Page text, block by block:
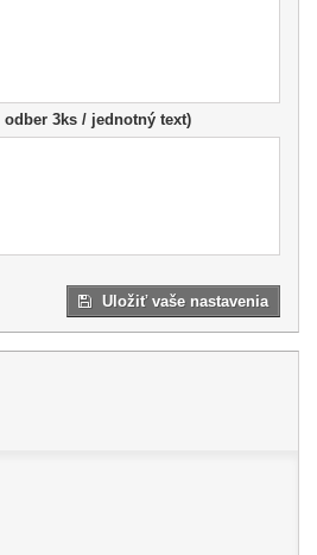
3ks / jednotný text)
Uložiť vaše nastavenia